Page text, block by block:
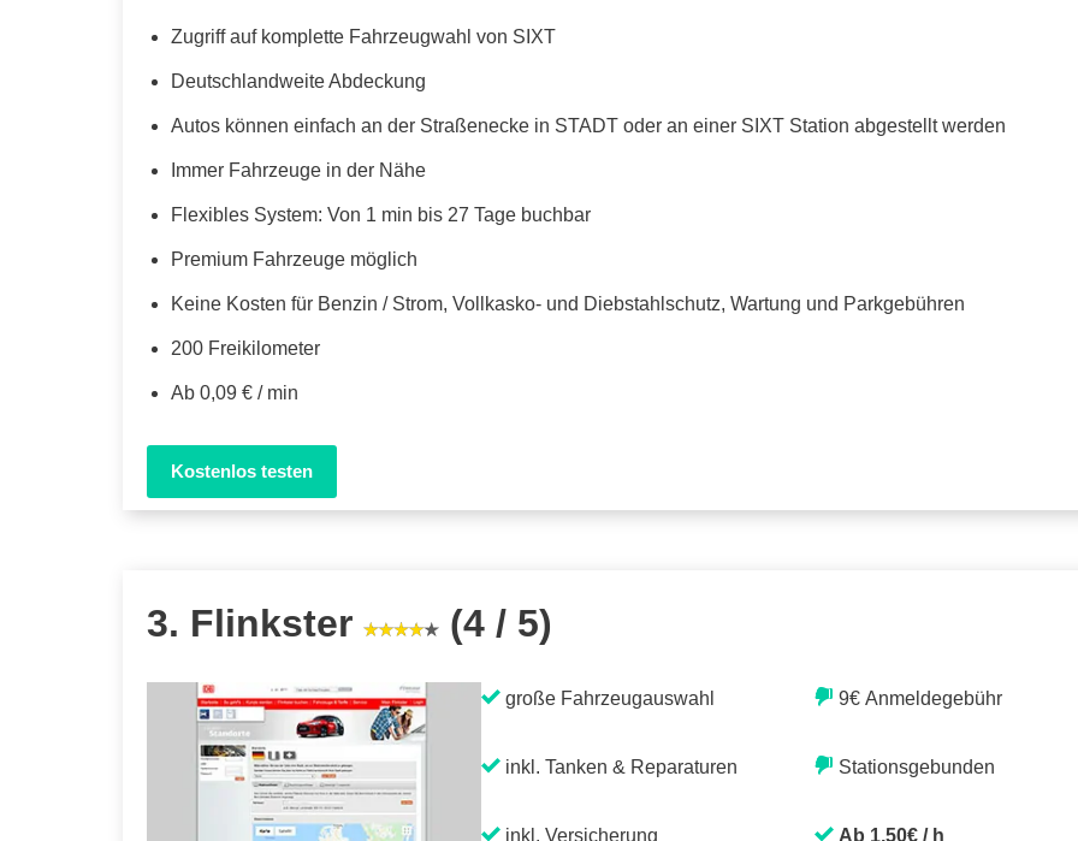
Zugriff auf komplette Fahrzeugwahl von SIXT
Deutschlandweite Abdeckung
Autos können einfach an der Straßenecke in STADT oder an einer SIXT Station abgestellt werden
Immer Fahrzeuge in der Nähe
Flexibles System: Von 1 min bis 27 Tage buchbar
Premium Fahrzeuge möglich
Keine Kosten für Benzin / Strom, Vollkasko- und Diebstahlschutz, Wartung und Parkgebühren
200 Freikilometer
Ab 0,09 € / min
Kostenlos testen
3. Flinkster (4 / 5)
große Fahrzeugauswahl
inkl. Tanken & Reparaturen
inkl. Versicherung
9€ Anmeldegebühr
Stationsgebunden
Ab 1,50€ / h